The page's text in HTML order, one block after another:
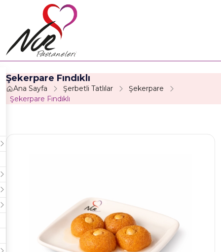
Şekerpare Fındıklı
Ana Sayfa Şerbetli Tatlılar
Şekerpare
Şekerpare Fındıklı